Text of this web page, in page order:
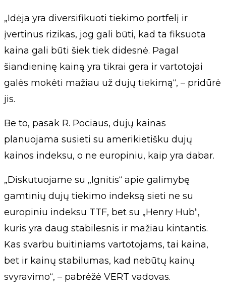
„Idėja yra diversifikuoti tiekimo portfelį ir
įvertinus rizikas, jog gali būti, kad ta fiksuota
kaina gali būti šiek tiek didesnė. Pagal
šiandieninę kainą yra tikrai gera ir vartotojai
galės mokėti mažiau už dujų tiekimą“, – pridūrė
jis.
Be to, pasak R. Pociaus, dujų kainas
planuojama susieti su amerikietišku dujų
kainos indeksu, o ne europiniu, kaip yra dabar.
„Diskutuojame su „Ignitis“ apie galimybę
gamtinių dujų tiekimo indeksą sieti ne su
europiniu indeksu TTF, bet su „Henry Hub“,
kuris yra daug stabilesnis ir mažiau kintantis.
Kas svarbu buitiniams vartotojams, tai kaina,
bet ir kainų stabilumas, kad nebūtų kainų
svyravimo“, – pabrėžė VERT vadovas.